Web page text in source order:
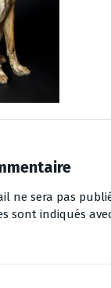
ne sera pas
sont indiqués